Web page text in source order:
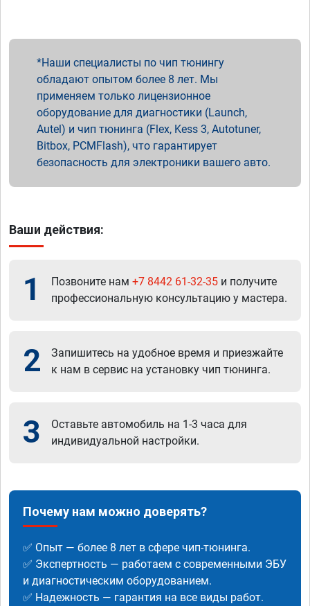
Наши специалисты по чип тюнингу
обладают опытом более 8 лет. Мы
применяем только лицензионное
оборудование для диагностики (Launch,
Autel) и чип тюнинга (Flex, Kess 3, Autotuner,
Bitbox, PCMFlash), что гарантирует
безопасность для электроники вашего авто.
Ваши действия:
1 Позвоните нам +7 8442 61-32-35 и получите
профессиональную консультацию у мастера.
2
Запишитесь на удобное время и приезжайте
к нам в сервис на установку чип тюнинга.
3
Оставьте автомобиль на 1-3 часа для
индивидуальной настройки.
Почему нам можно доверять?
✅ Опыт — более 8 лет в сфере чип-тюнинга.
✅ Экспертность — работаем с современными ЭБУ
и диагностическим оборудованием.
✅ Надежность — гарантия на все виды работ.